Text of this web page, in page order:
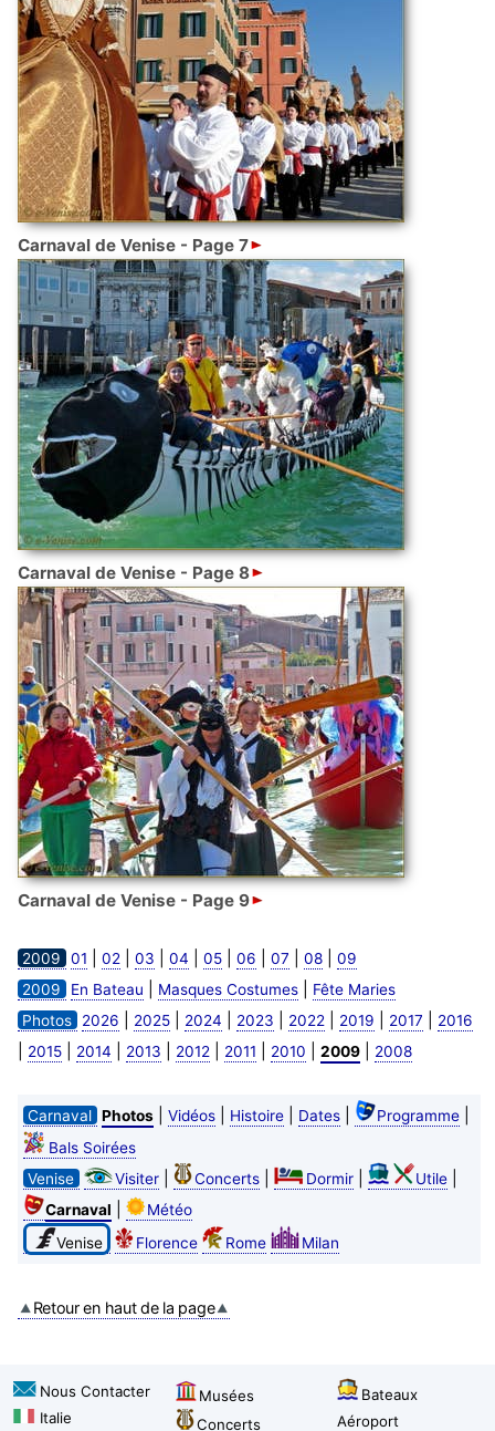
Carnaval de Venise - Page 7
Carnaval de Venise - Page 8
Carnaval de Venise - Page 9
2009 01 02 03 04 05| 06 07 08| 09
2009
En Bateau Masques Costumes|
Fête Maries
Photos
2026 2025| 2024 2023 2022 2019 2017 2016
2015| 2014 2013 2012 2011 2010 2009| 2008
Carnaval Photos| Vidéos| Histoire| Dates| Programme|
Bals Soirées
Venise
Visiter| Concerts| Dormir| Utile|
Carnaval
Météo
Venise
Florence Rome Milan
Retour en haut de la page
Nous Contacter
Italie
Musées
Concerts
Bateaux
Aéroport